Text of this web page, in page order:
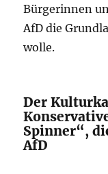
Bürgerinnen
AfD die
wolle.
Der
Spinner“,
AfD